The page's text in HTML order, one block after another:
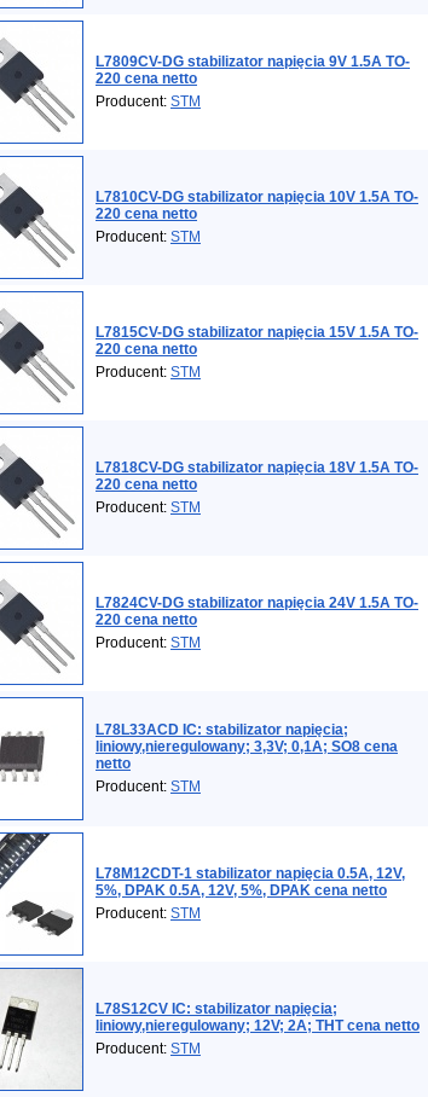
L7809CV-DG stabilizator napięcia 9V 1.5A TO-
220 cena netto
Producent: STM
L7810CV-DG stabilizator napięcia 10V 1.5A TO-
220 cena netto
Producent: STM
L7815CV-DG stabilizator napięcia 15V 1.5A TO-
220 cena netto
Producent: STM
L7818CV-DG stabilizator napięcia 18V 1.5A TO-
220 cena netto
Producent: STM
L7824CV-DG stabilizator napięcia 24V 1.5A TO-
220 cena netto
Producent: STM
L78L33ACD IC: stabilizator napięcia;
liniowy,nieregulowany; 3,3V; 0,1A; SO8 cena
netto
Producent: STM
L78M12CDT-1 stabilizator napięcia 0.5A, 12V,
5%, DPAK 0.5A, 12V, 5%, DPAK cena netto
Producent: STM
L78S12CV IC: stabilizator napięcia;
liniowy,nieregulowany; 12V; 2A; THT cena netto
Producent: STM